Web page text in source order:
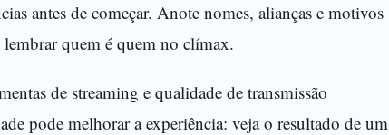
antes de começar. Anote nomes, alianças e motivos
quem é quem no clímax.
de streaming e qualidade de transmissão
pode melhorar a experiência: veja o resultado de um